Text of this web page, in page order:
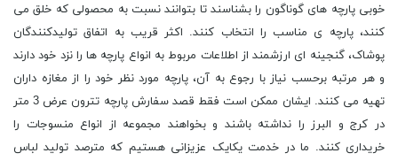
خوبی پارچه های گوناگون را بشناسند تا بتوانند نسبت به محصولی که خلق می
‌کنند، پارچه ‌ی مناسب را انتخاب کنند. اکثر قریب به اتفاق تولیدکنندگان
پوشاک، گنجینه ای ارزشمند از اطلاعات مربوط به انواع پارچه ها را نزد خود دارند
و هر مرتبه برحسب نیاز با رجوع به آن، پارچه مورد نظر خود را از مغازه داران
تهیه می کنند. ایشان ممکن است فقط قصد سفارش پارچه تترون عرض 3 متر
در کرج و البرز را نداشته باشند و بخواهند مجموعه از انواع منسوجات را
خریداری کنند. ما در خدمت یکایک عزیزانی هستیم که مترصد تولید لباس